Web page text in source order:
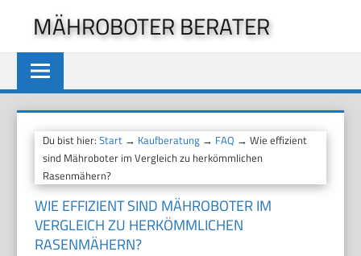
springen
MÄHROBOTER BERATER
Du bist hier:Start → Kaufberatung → FAQ → Wie effizient
sind Mähroboter im Vergleich zu herkömmlichen
Rasenmähern?
WIE EFFIZIENT SIND MÄHROBOTER IM
VERGLEICH ZU HERKÖMMLICHEN
RASENMÄHERN?